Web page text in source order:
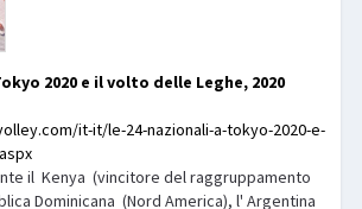
2020 e il volto delle Leghe, 2020
it-it/le-24-nazionali-a-tokyo-2020-e-
il Kenya (vincitore del raggruppamento
Dominicana (Nord America), l' Argentina